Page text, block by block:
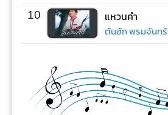
10 แหวนคำ
ต้นฮัก พรมจันทร์